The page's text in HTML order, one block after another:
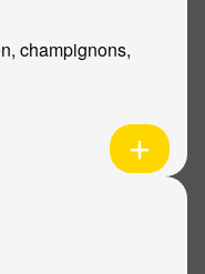
champignons,